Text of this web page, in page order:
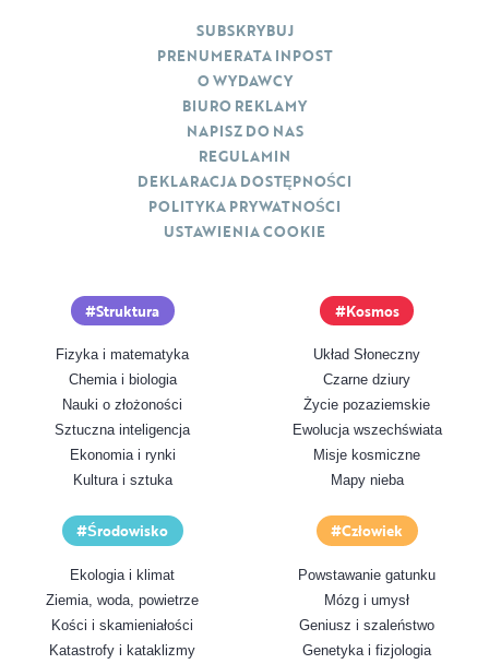
Struktura
Fizyka i matematyka
Chemia i biologia
Nauki o złożoności
Sztuczna inteligencja
Ekonomia i rynki
Kultura i sztuka
Kosmos
Układ Słoneczny
Czarne dziury
Życie pozaziemskie
Ewolucja wszechświata
Misje kosmiczne
Mapy nieba
Środowisko
Ekologia i klimat
Ziemia, woda, powietrze
Kości i skamieniałości
Katastrofy i kataklizmy
Człowiek
Powstawanie gatunku
Mózg i umysł
Geniusz i szaleństwo
Genetyka i fizjologia
SUBSKRYBUJ
PRENUMERATA INPOST
O WYDAWCY
BIURO REKLAMY
NAPISZ DO NAS
REGULAMIN
DEKLARACJA DOSTĘPNOŚCI
POLITYKA PRYWATNOŚCI
USTAWIENIA COOKIE